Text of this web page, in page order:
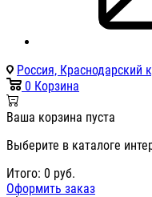
Россия, Краснодарский
0 Корзина
Ваша корзина пуста
Выберите в каталоге
Итого: 0 руб.
Оформить заказ